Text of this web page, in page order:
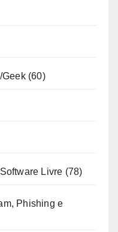
Geek(60)
Livre (78)
Phishing e